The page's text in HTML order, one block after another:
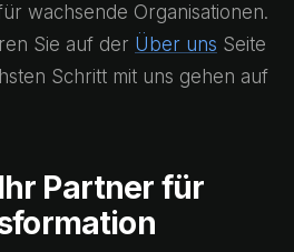
wachsende Organisationen.
Sie auf der Über uns Seite
Schritt mit uns gehen auf
Partner für